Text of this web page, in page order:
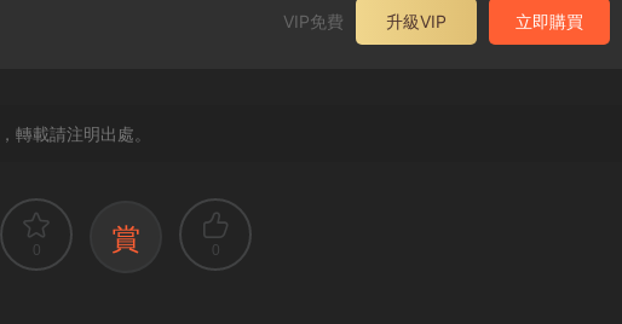
VIP免費 升級VIP 立即購買
，轉載請注明出處。
0 賞 0